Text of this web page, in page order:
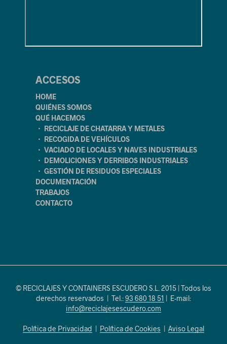
ACCESOS
HOME
QUIÉNES SOMOS
QUÉ HACEMOS
・ RECICLAJE DE CHATARRA Y METALES
・ RECOGIDA DE VEHÍCULOS
・ VACIADO DE LOCALES Y NAVES INDUSTRIALES
・ DEMOLICIONES Y DERRIBOS INDUSTRIALES
・ GESTIÓN DE RESIDUOS ESPECIALES
DOCUMENTACIÓN
TRABAJOS
CONTACTO
© RECICLAJES Y CONTAINERS ESCUDERO S.L. 2015 | Todos los
derechos reservados | Tel.:93 680 18 51 | E-mail:
info@reciclajesescudero.com
Política de Privacidad | Política de Cookies | Aviso Legal